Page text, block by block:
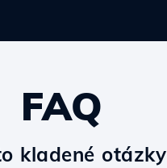
FAQ
kladené otázky